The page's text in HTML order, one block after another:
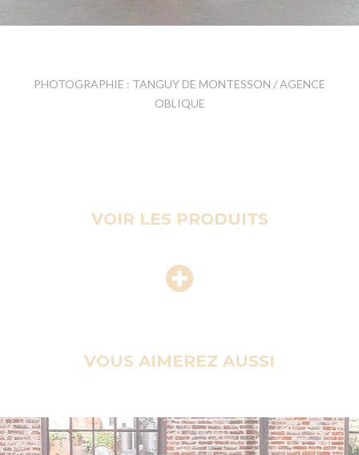
PHOTOGRAPHIE : TANGUY DE MONTESSON / AGENCE
OBLIQUE
VOIR LES PRODUITS
VOUS AIMEREZ AUSSI